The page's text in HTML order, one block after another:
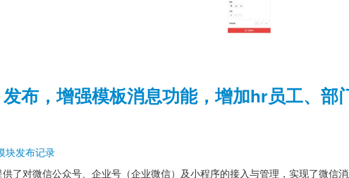
布，增强模板消息功能，增加hr员工、部
块发布记录
了对微信公众号、企业号（企业微信）及小程序的接入与管理，实现了微信